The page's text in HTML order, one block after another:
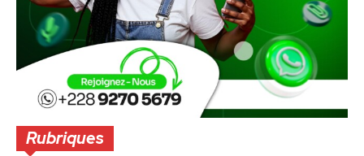
Rubriques